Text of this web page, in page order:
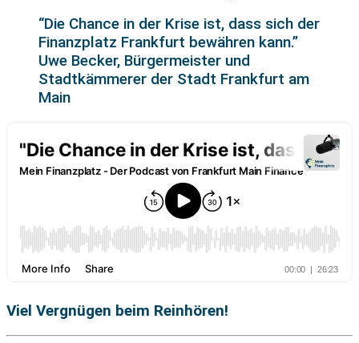
“Die Chance in der Krise ist, dass sich der
Finanzplatz Frankfurt bewähren kann.”
Uwe Becker, Bürgermeister und
Stadtkämmerer der Stadt Frankfurt am
Main
Viel Vergnügen beim Reinhören!